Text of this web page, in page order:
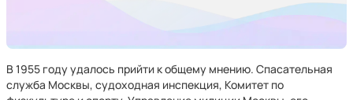
В 1955 году удалось прийти к общему мнению. Спасательная
служба Москвы, судоходная инспекция, Комитет по